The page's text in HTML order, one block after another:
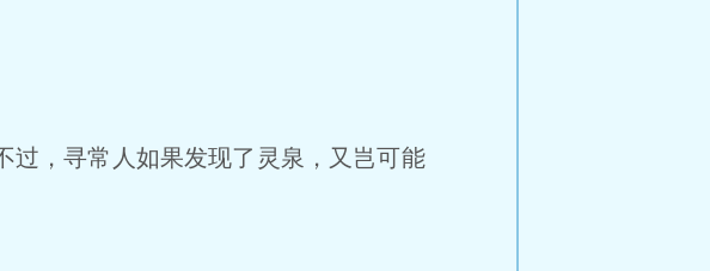
，寻常人如果发现了灵泉，又岂可能